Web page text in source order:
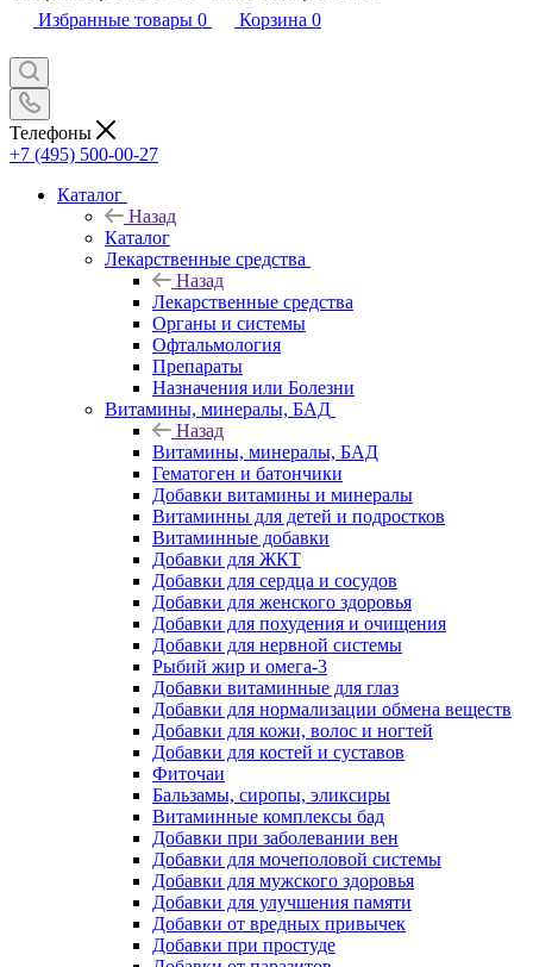
Избранные товары 0 Корзина 0
Телефоны
+7 (495) 500-00-27
Каталог
Назад
Каталог
Лекарственные средства
Назад
Лекарственные средства
Органы и системы
Офтальмология
Препараты
Назначения или Болезни
Витамины, минералы, БАД
Назад
Витамины, минералы, БАД
Гематоген и батончики
Добавки витамины и минералы
Витаминны для детей и подростков
Витаминные добавки
Добавки для ЖКТ
Добавки для сердца и сосудов
Добавки для женского здоровья
Добавки для похудения и очищения
Добавки для нервной системы
Рыбий жир и омега-3
Добавки витаминные для глаз
Добавки для нормализации обмена веществ
Добавки для кожи, волос и ногтей
Добавки для костей и суставов
Фиточаи
Бальзамы, сиропы, эликсиры
Витаминные комплексы бад
Добавки при заболевании вен
Добавки для мочеполовой системы
Добавки для мужского здоровья
Добавки для улучшения памяти
Добавки от вредных привычек
Добавки при простуде